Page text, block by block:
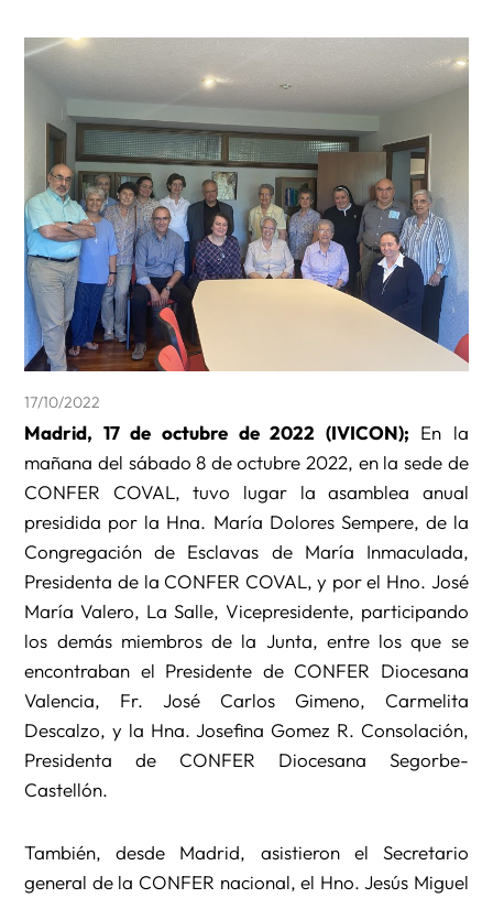
17/10/2022
Madrid, 17 de octubre de 2022 (IVICON); En la
mañana del sábado 8 de octubre 2022, en la sede de
CONFER COVAL, tuvo lugar la asamblea anual
presidida por la Hna. María Dolores Sempere, de la
Congregación de Esclavas de María Inmaculada,
Presidenta de la CONFER COVAL, y por el Hno. José
María Valero, La Salle, Vicepresidente, participando
los demás miembros de la Junta, entre los que se
encontraban el Presidente de CONFER Diocesana
Valencia, Fr. José Carlos Gimeno, Carmelita
Descalzo, y la Hna. Josefina Gomez R. Consolación,
Presidenta de CONFER Diocesana Segorbe-
Castellón.
También, desde Madrid, asistieron el Secretario
general de la CONFER nacional, el Hno. Jesús Miguel